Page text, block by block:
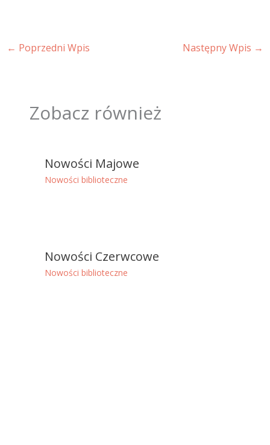
← Poprzedni Wpis Następny Wpis →
Zobacz również
Nowości Majowe
Nowości biblioteczne
Nowości Czerwcowe
Nowości biblioteczne